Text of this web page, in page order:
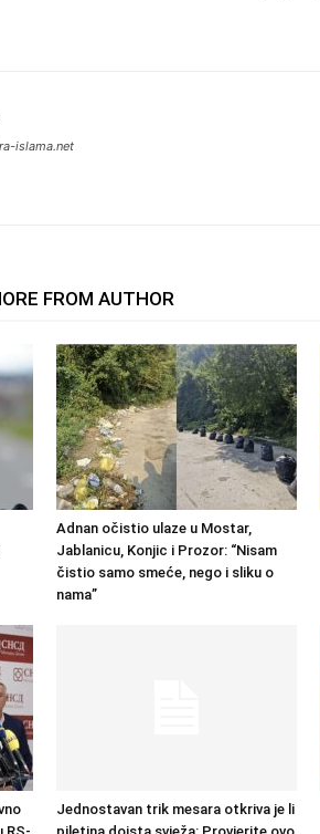
islama.net
FROM AUTHOR
Adnan očistio ulaze u Mostar,
Jablanicu, Konjic i Prozor: “Nisam
čistio samo smeće, nego i sliku o
nama”
Jednostavan trik mesara otkriva je li